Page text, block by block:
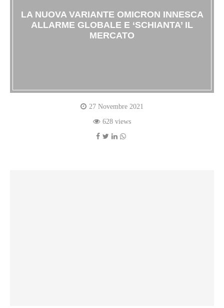
LA NUOVA VARIANTE OMICRON INNESCA
ALLARME GLOBALE E ‘SCHIANTA’ IL
MERCATO
27 Novembre 2021
628 views